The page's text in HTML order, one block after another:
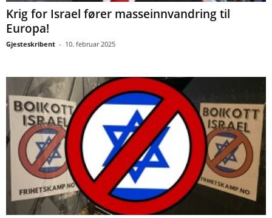
Krig for Israel fører masseinnvandring til
Europa!
Gjesteskribent - 10. februar 2025